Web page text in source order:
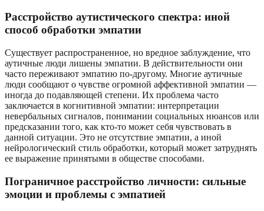
Расстройство аутистического спектра: иной
способ обработки эмпатии
Существует распространенное, но вредное заблуждение, что
аутичные люди лишены эмпатии. В действительности они
часто переживают эмпатию по-другому. Многие аутичные
люди сообщают о чувстве огромной аффективной эмпатии —
иногда до подавляющей степени. Их проблема часто
заключается в когнитивной эмпатии: интерпретации
невербальных сигналов, понимании социальных нюансов или
предсказании того, как кто-то может себя чувствовать в
данной ситуации. Это не отсутствие эмпатии, а иной
нейрологический стиль обработки, который может затруднять
ее выражение принятыми в обществе способами.
Пограничное расстройство личности: сильные
эмоции и проблемы с эмпатией